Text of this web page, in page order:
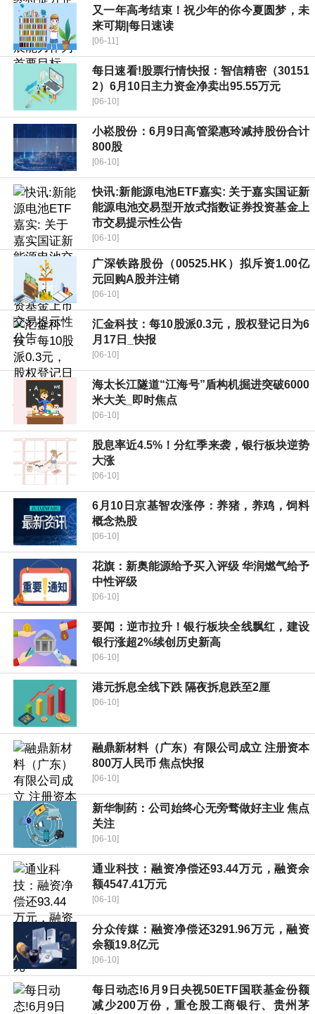
又一年高考结束！祝少年的你今夏圆梦，未
来可期|每日速读
[06-11]
每日速看!股票行情快报：智信精密（30151
2）6月10日主力资金净卖出95.55万元
[06-10]
小崧股份：6月9日高管梁惠玲减持股份合计
800股
[06-10]
快讯:新能源电池ETF嘉实: 关于嘉实国证新
能源电池交易型开放式指数证券投资基金上
市交易提示性公告
[06-10]
广深铁路股份（00525.HK）拟斥资1.00亿
元回购A股并注销
[06-10]
汇金科技：每10股派0.3元，股权登记日为6
月17日_快报
[06-10]
海太长江隧道“江海号”盾构机掘进突破6000
米大关_即时焦点
[06-10]
股息率近4.5%！分红季来袭，银行板块逆势
大涨
[06-10]
6月10日京基智农涨停：养猪，养鸡，饲料
概念热股
[06-10]
花旗：新奥能源给予买入评级 华润燃气给予
中性评级
[06-10]
要闻：逆市拉升！银行板块全线飘红，建设
银行涨超2%续创历史新高
[06-10]
港元拆息全线下跌 隔夜拆息跌至2厘
[06-10]
融鼎新材料（广东）有限公司成立 注册资本
800万人民币 焦点快报
[06-10]
新华制药：公司始终心无旁骛做好主业 焦点
关注
[06-10]
通业科技：融资净偿还93.44万元，融资余
额4547.41万元
[06-10]
分众传媒：融资净偿还3291.96万元，融资
余额19.8亿元
[06-10]
每日动态!6月9日央视50ETF国联基金份额
减少200万份，重仓股工商银行、贵州茅